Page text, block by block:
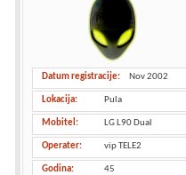
Datum registracije Nov 2002
Lokacija Pula
Mobitel LG L90 Dual
Operater vip TELE2
Godina 45